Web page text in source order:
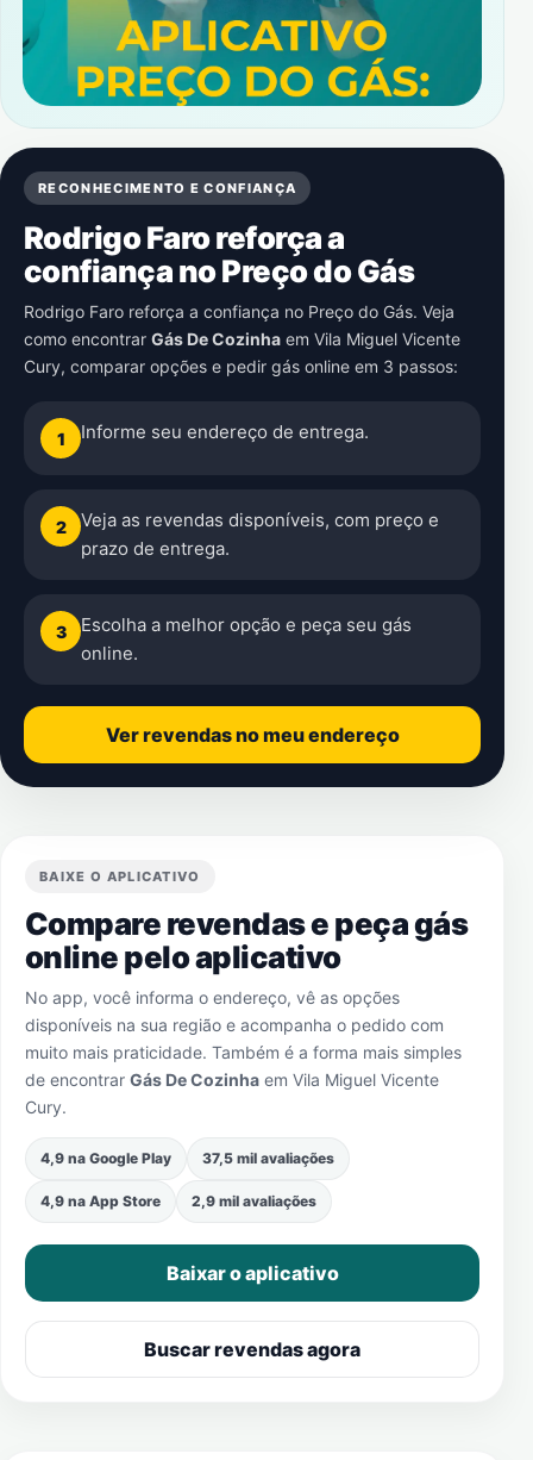
RECONHECIMENTO E CONFIANÇA
Rodrigo Faro reforça a
confiança no Preço do Gás
Rodrigo Faro reforça a confiança no Preço do Gás. Veja
como encontrar Gás De Cozinha em Vila Miguel Vicente
Cury, comparar opções e pedir gás online em 3 passos:
1 Informe seu endereço de entrega.
2
Veja as revendas disponíveis, com preço e
prazo de entrega.
3
Escolha a melhor opção e peça seu gás
online.
Ver revendas no meu endereço
BAIXE O APLICATIVO
Compare revendas e peça gás
online pelo aplicativo
No app, você informa o endereço, vê as opções
disponíveis na sua região e acompanha o pedido com
muito mais praticidade. Também é a forma mais simples
de encontrar Gás De Cozinha em Vila Miguel Vicente
Cury.
4,9 na Google Play 37,5 mil avaliações
4,9 na App Store 2,9 mil avaliações
Baixar o aplicativo
Buscar revendas agora